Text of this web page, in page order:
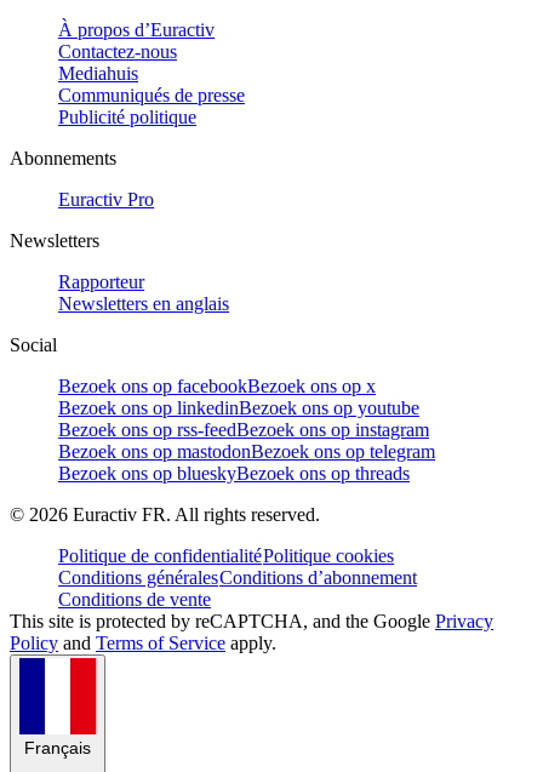
À propos d’Euractiv
Contactez-nous
Mediahuis
Communiqués de presse
Publicité politique
Abonnements
Euractiv Pro
Newsletters
Rapporteur
Newsletters en anglais
Social
Bezoek ons op facebookBezoek ons op x
Bezoek ons op linkedinBezoek ons op youtube
Bezoek ons op rss-feedBezoek ons op instagram
Bezoek ons op mastodonBezoek ons op telegram
Bezoek ons op blueskyBezoek ons op threads
© 2026 Euractiv FR. All rights reserved.
Politique de confidentialitéPolitique cookies
Conditions généralesConditions d’abonnement
Conditions de vente
This site is protected by reCAPTCHA, and the Google Privacy
Policy and Terms of Service apply.
Français